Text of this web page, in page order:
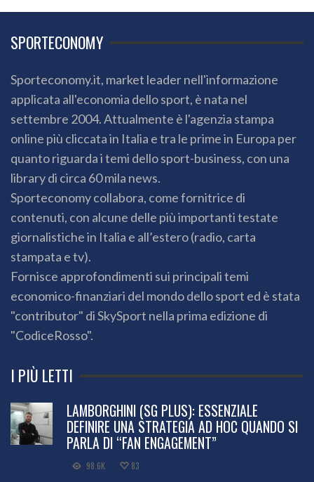
SPORTECONOMY
Sporteconomy.it, market leader nell'informazione
applicata all'economia dello sport, è nata nel
settembre 2004. Attualmente è l'agenzia stampa
online più cliccata in Italia e tra le prime in Europa per
quanto riguarda i temi dello sport-business, con una
library di circa 60 mila news.
Sporteconomy collabora, come fornitrice di
contenuti, con alcune delle più importanti testate
giornalistiche in Italia e all’estero (radio, carta
stampata e tv).
Fornisce approfondimenti sui principali temi
economico-finanziari del mondo dello sport ed è stata
"contributor" di SkySport nella prima edizione di
"CodiceRosso".
I PIÙ LETTI
LAMBORGHINI (SG PLUS): ESSENZIALE
DEFINIRE UNA STRATEGIA AD HOC QUANDO SI
PARLA DI “FAN ENGAGEMENT”
98.6K 83